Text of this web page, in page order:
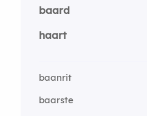
baard
haart
baanrit
baarste